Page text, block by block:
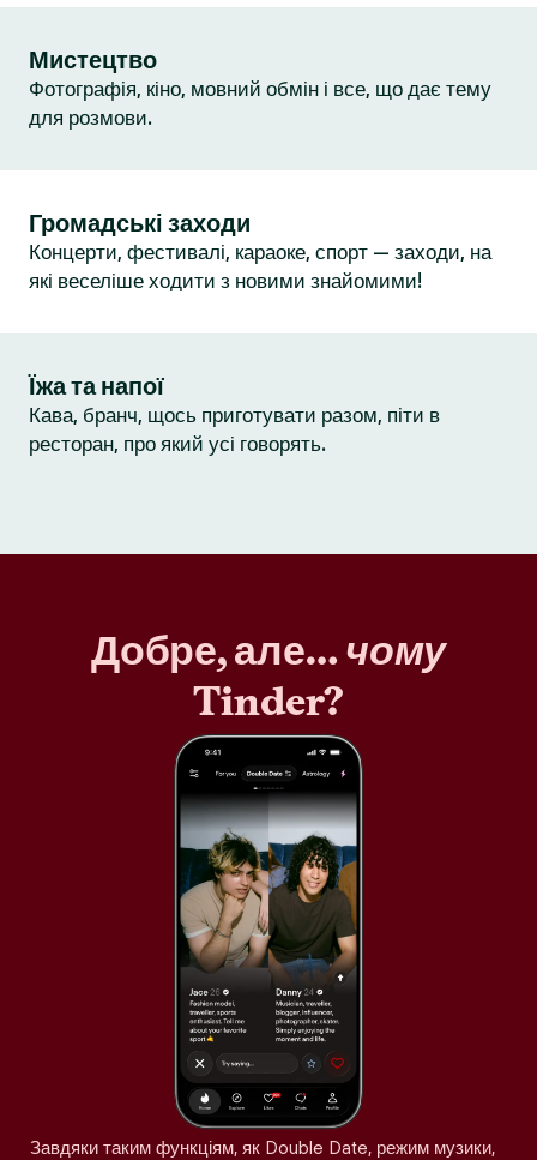
Мистецтво
Фотографія, кіно, мовний обмін і все, що дає тему
для розмови.
Громадські заходи
Концерти, фестивалі, караоке, спорт — заходи, на
які веселіше ходити з новими знайомими!
Їжа та напої
Кава, бранч, щось приготувати разом, піти в
ресторан, про який усі говорять.
Добре, але…чому
Tinder?
Завдяки таким функціям, як Double Date, режим музики,